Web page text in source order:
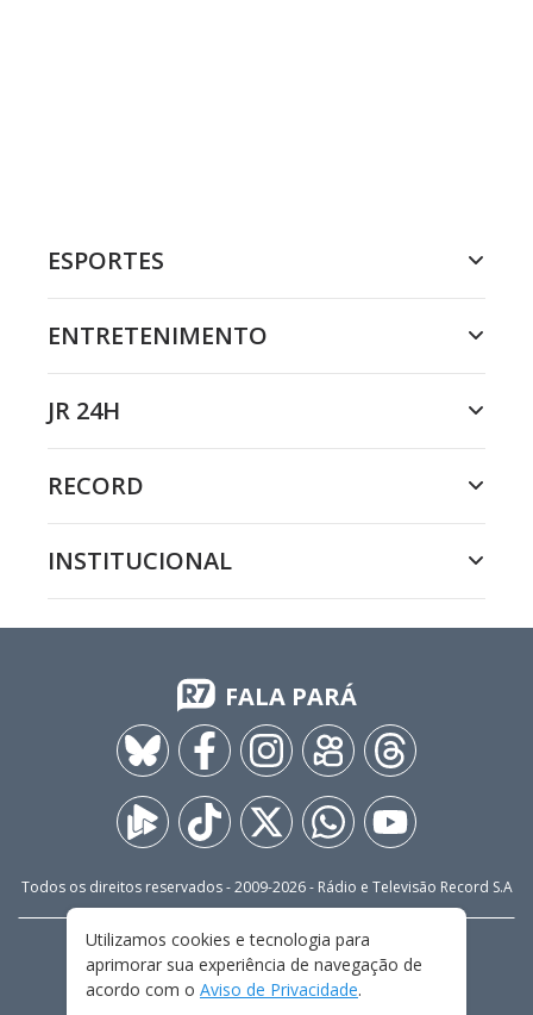
ESPORTES
ENTRETENIMENTO
JR 24H
RECORD
INSTITUCIONAL
FALA PARÁ
Todos os direitos reservados - 2009-2026- Rádio e Televisão Record S.A
FALE CONOSCO
PRIVACIDADE
TERMOS E CONDIÇÕES DE USO
Utilizamos cookies e tecnologia para
aprimorar sua experiência de navegação de
acordo com o Aviso de Privacidade.